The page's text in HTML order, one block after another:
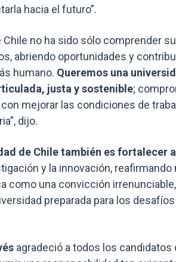
hacia el futuro”.
Chile no ha sido sólo comprender
abriendo oportunidades y
humano. Queremos una
justa y sostenible;
mejorar las condiciones de
dijo.
de Chile también es fortalecer
y la innovación,
como una convicción
preparada para los desafíos
agradeció a todos los candidatos